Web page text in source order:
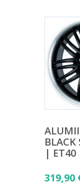
| ET40
319,90